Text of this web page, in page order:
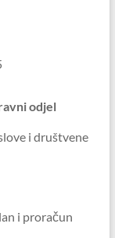
odjel
i društvene
i proračun